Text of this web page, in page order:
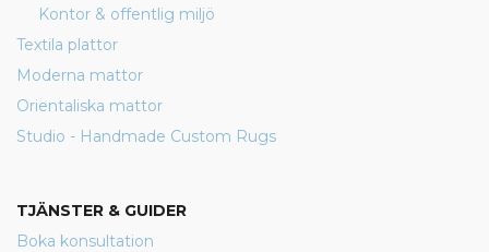
Kontor & offentlig miljö
Textila plattor
Moderna mattor
Orientaliska mattor
Studio - Handmade Custom Rugs
TJÄNSTER & GUIDER
Boka konsultation